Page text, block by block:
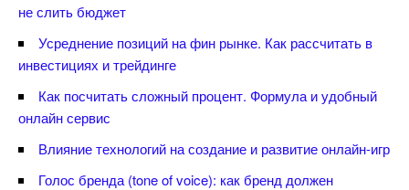
не слить бюджет
Усреднение позиций на фин рынке. Как рассчитать
инвестициях и трейдинге
Как посчитать сложный процент. Формула и удобный
онлайн сервис
лияние технологий на создание и развитие онлайн-игр
Голос бренда (tone of voice): как бренд должен